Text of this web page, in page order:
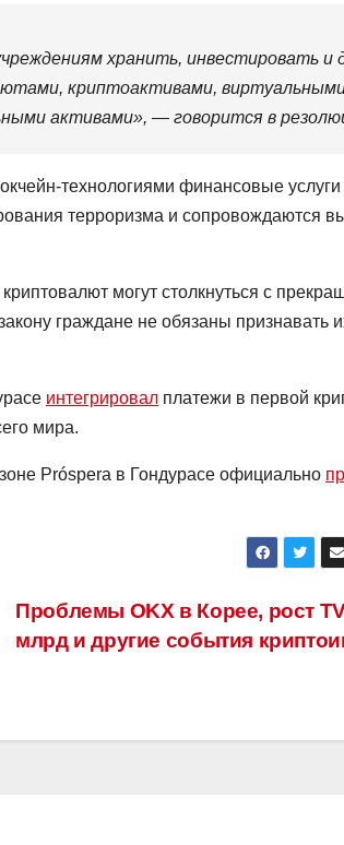
хранить, инвестировать и
криптоактивами,
активами», — говорится в
технологиями финансовые услуги
терроризма и сопровождаются
могут столкнуться с
граждане не обязаны признавать
интегрировал платежи в первой
мира.
Próspera в Гондурасе официально
Проблемы OKX в Корее, рост
млрд и другие события